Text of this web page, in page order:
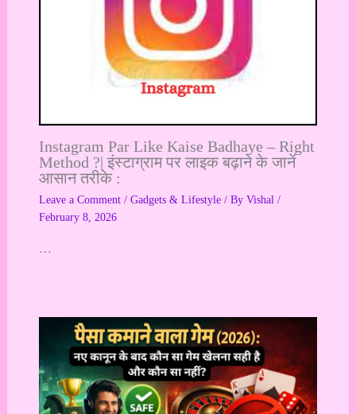
Instagram Par Like Kaise Badhaye – Right
Method ?| इंस्टाग्राम पर लाइक बढ़ाने के जानें
आसान तरीके :
Leave a Comment / Gadgets & Lifestyle/ By Vishal /
February 8, 2026
…